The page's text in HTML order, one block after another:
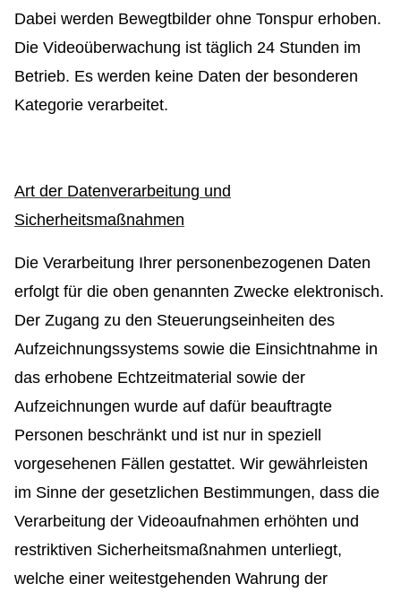
Dabei werden Bewegtbilder ohne Tonspur erhoben.
Die Videoüberwachung ist täglich 24 Stunden im
Betrieb. Es werden keine Daten der besonderen
Kategorie verarbeitet.
Art der Datenverarbeitung und
Sicherheitsmaßnahmen
Die Verarbeitung Ihrer personenbezogenen Daten
erfolgt für die oben genannten Zwecke elektronisch.
Der Zugang zu den Steuerungseinheiten des
Aufzeichnungssystems sowie die Einsichtnahme in
das erhobene Echtzeitmaterial sowie der
Aufzeichnungen wurde auf dafür beauftragte
Personen beschränkt und ist nur in speziell
vorgesehenen Fällen gestattet. Wir gewährleisten
im Sinne der gesetzlichen Bestimmungen, dass die
Verarbeitung der Videoaufnahmen erhöhten und
restriktiven Sicherheitsmaßnahmen unterliegt,
welche einer weitestgehenden Wahrung der